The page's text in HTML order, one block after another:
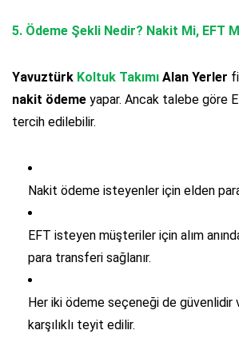
5. Ödeme Şekli Nedir? Nakit Mi, EFT
Yavuztürk Koltuk Takımı Alan Yerler
nakit ödeme yapar. Ancak talebe göre
tercih edilebilir.
Nakit ödeme isteyenler için elden
EFT isteyen müşteriler için alım
para transferi sağlanır.
Her iki ödeme seçeneği de güvenlidir
karşılıklı teyit edilir.